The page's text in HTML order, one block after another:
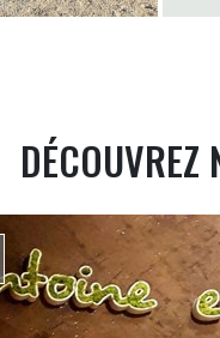
DÉCOUVREZ